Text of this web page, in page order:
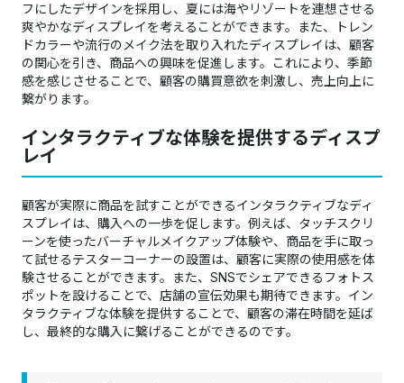
フにしたデザインを採用し、夏には海やリゾートを連想させる
爽やかなディスプレイを考えることができます。また、トレン
ドカラーや流行のメイク法を取り入れたディスプレイは、顧客
の関心を引き、商品への興味を促進します。これにより、季節
感を感じさせることで、顧客の購買意欲を刺激し、売上向上に
繋がります。
インタラクティブな体験を提供するディスプ
レイ
顧客が実際に商品を試すことができるインタラクティブなディ
スプレイは、購入への一歩を促します。例えば、タッチスクリ
ーンを使ったバーチャルメイクアップ体験や、商品を手に取っ
て試せるテスターコーナーの設置は、顧客に実際の使用感を体
験させることができます。また、SNSでシェアできるフォトス
ポットを設けることで、店舗の宣伝効果も期待できます。イン
タラクティブな体験を提供することで、顧客の滞在時間を延ば
し、最終的な購入に繋げることができるのです。